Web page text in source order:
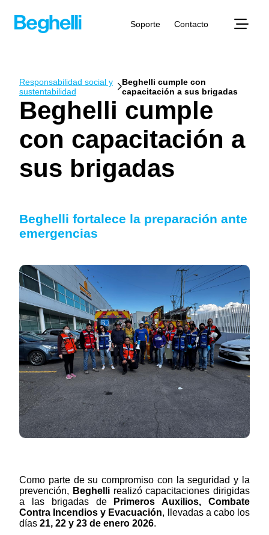
Soporte Contacto
Responsabilidad social y
sustentabilidad
Beghelli cumple con
capacitación a sus brigadas
Beghelli cumple
con capacitación a
sus brigadas
Beghelli fortalece la preparación ante
emergencias
Como parte de su compromiso con la seguridad y la
prevención, Beghellirealizó capacitaciones dirigidas
a las brigadas de Primeros Auxilios, Combate
Contra Incendios y Evacuación, llevadas a cabo los
días 21, 22 y 23 de enero 2026.